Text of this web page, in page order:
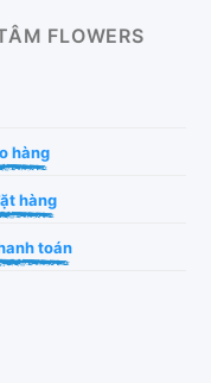
FLOWERS
hàng
hàng
toán